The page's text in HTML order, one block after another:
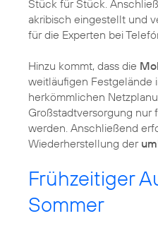
Stück für Stück.
akribisch eingestellt und
für die Experten bei
Hinzu kommt, dass die
weitläufigen Festgelände
herkömmlichen
Großstadtversorgung nur
werden. Anschließend
Wiederherstellung der
Frühzeitiger
Sommer